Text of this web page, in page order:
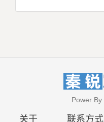
Power By
关于 联系方式